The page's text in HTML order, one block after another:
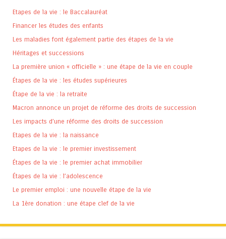
Etapes de la vie : le Baccalauréat
Financer les études des enfants
Les maladies font également partie des étapes de la vie
Héritages et successions
La première union « officielle » : une étape de la vie en couple
Étapes de la vie : les études supérieures
Étape de la vie : la retraite
Macron annonce un projet de réforme des droits de succession
Les impacts d’une réforme des droits de succession
Etapes de la vie : la naissance
Etapes de la vie : le premier investissement
Étapes de la vie : le premier achat immobilier
Étapes de la vie : l’adolescence
Le premier emploi : une nouvelle étape de la vie
La 1ère donation : une étape clef de la vie